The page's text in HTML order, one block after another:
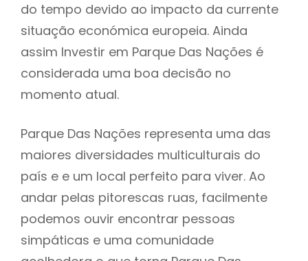
do tempo devido ao impacto da currente
situação económica europeia. Ainda
assim Investir em Parque Das Nações é
considerada uma boa decisão no
momento atual.
Parque Das Nações representa uma das
maiores diversidades multiculturais do
país e e um local perfeito para viver. Ao
andar pelas pitorescas ruas, facilmente
podemos ouvir encontrar pessoas
simpáticas e uma comunidade